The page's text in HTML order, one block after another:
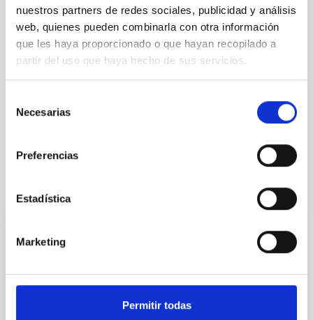
nuestros partners de redes sociales, publicidad y análisis
web, quienes pueden combinarla con otra información
que les haya proporcionado o que hayan recopilado a
partir del uso que haya hecho de sus servicios.
Necesarias
Preferencias
Estadística
Marketing
Permitir todas
El IAC asegura la conexión de sus
observatorios con una nueva red de fibra
óptica submarina y terrestre
El Instituto de Astrofísica de Canarias (IAC) ha